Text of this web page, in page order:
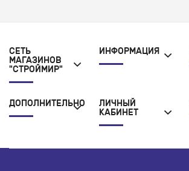
СЕТЬ
МАГАЗИНОВ
"СТРОЙМИР"
ИНФОРМАЦИЯ
ДОПОЛНИТЕЛЬНО
ЛИЧНЫЙ
КАБИНЕТ